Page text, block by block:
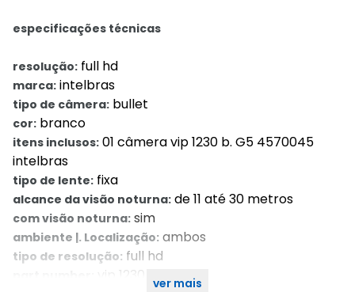
especificações técnicas
resolução: full hd
marca: intelbras
tipo de câmera: bullet
cor: branco
itens inclusos: 01 câmera vip 1230 b. G5 4570045
intelbras
tipo de lente: fixa
alcance da visão noturna: de 11 até 30 metros
com visão noturna: sim
ambiente |. Localização: ambos
tipo de resolução: full hd
vip 1230 b. G5ver mais